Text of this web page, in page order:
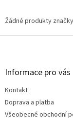
Žádné produkty značky
Z
Informace pro vás
Kontakt
Doprava a platba
Všeobecné obchodní